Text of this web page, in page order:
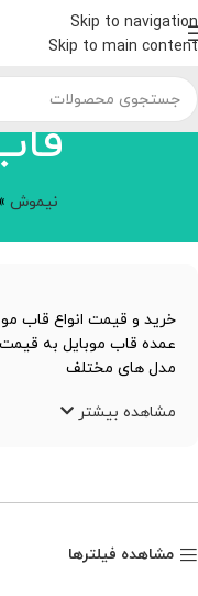
Skip to navigation
Skip to main content
نیموش »
خرید و قیمت انواع قاب
عمده قاب موبایل به
مدل های مختلف
مشاهده بیشتر
مشاهده فیلترها